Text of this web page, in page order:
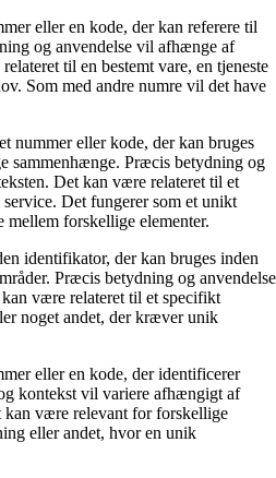
eller en kode, der kan referere til
og anvendelse vil afhænge af
til en bestemt vare, en tjeneste
Som med andre numre vil det have
nummer eller kode, der kan bruges
sammenhænge. Præcis betydning og
Det kan være relateret til et
Det fungerer som et unikt
mellem forskellige elementer.
identifikator, der kan bruges inden
Præcis betydning og anvendelse
være relateret til et specifikt
noget andet, der kræver unik
eller en kode, der identificerer
kontekst vil variere afhængigt af
kan være relevant for forskellige
eller andet, hvor en unik